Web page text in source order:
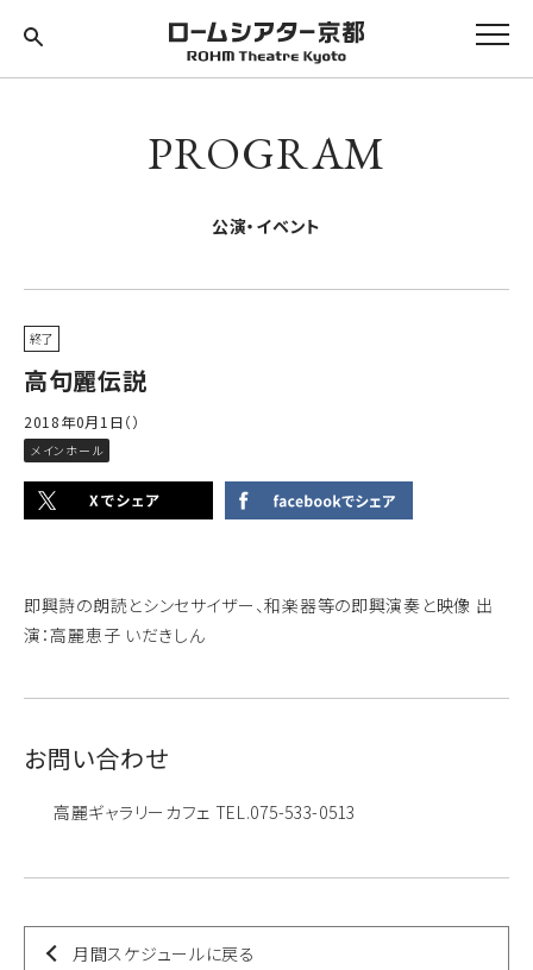
PROGRAM
公演・イベント
終了
高句麗伝説
2018年0月1日（）
メインホール
即興詩の朗読とシンセサイザー、和楽器等の即興演奏と映像 出
演：高麗恵子 いだきしん
お問い合わせ
高麗ギャラリーカフェ TEL.075-533-0513
月間スケジュールに戻る